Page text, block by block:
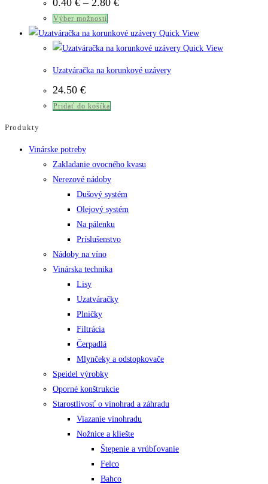
through
2.80 €
Výber možností
produkt
má
si
stránke
produktu.
Quick View
Quick View
Uzatváračka na korunkové uzávery
24.50 €
Pridať do košíka
Produkty
Vinárske potreby
Zakladanie ovocného kvasu
Nerezové nádoby
Dušový systém
Olejový systém
Na pálenku
Príslušenstvo
Nádoby na víno
Vinárska technika
Lisy
Uzatváračky
Plničky
Filtrácia
Čerpadlá
Mlynčeky a odstopkovače
Speidel výrobky
Oporné konštrukcie
Starostlivosť o vinohrad a záhradu
Viazanie vinohradu
Nožnice a kliešte
Štepenie a vrúbľovanie
Felco
Bahco